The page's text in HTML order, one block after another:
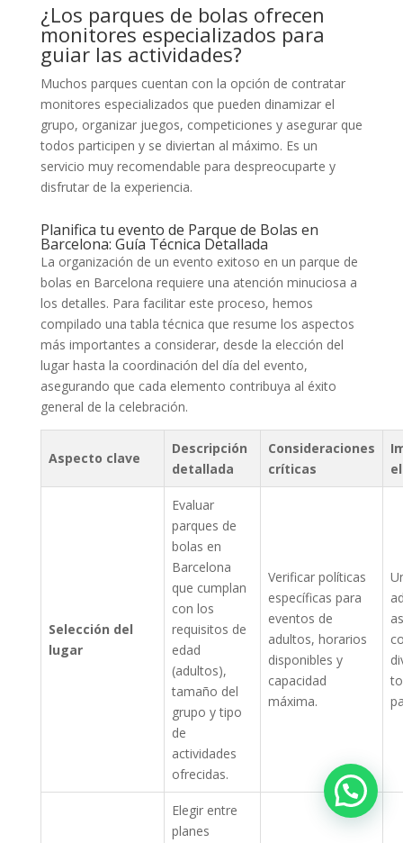
¿Los parques de bolas ofrecen
monitores especializados para
guiar las actividades?
Muchos parques cuentan con la opción de contratar
monitores especializados que pueden dinamizar el
grupo, organizar juegos, competiciones y asegurar que
todos participen y se diviertan al máximo. Es un
servicio muy recomendable para despreocuparte y
disfrutar de la experiencia.
Planifica tu evento de Parque de Bolas en
Barcelona: Guía Técnica Detallada
La organización de un evento exitoso en un parque de
bolas en Barcelona requiere una atención minuciosa a
los detalles. Para facilitar este proceso, hemos
compilado una tabla técnica que resume los aspectos
más importantes a considerar, desde la elección del
lugar hasta la coordinación del día del evento,
asegurando que cada elemento contribuya al éxito
general de la celebración.
Aspecto clave
Descripción
detallada
Consideraciones
críticas
Selección del
lugar
Evaluar
parques de
bolas en
Barcelona
que cumplan
con los
requisitos de
edad
(adultos),
tamaño del
grupo y tipo
de
actividades
ofrecidas.
Verificar políticas
específicas para
eventos de
adultos, horarios
disponibles y
capacidad
máxima.
Elegir entre
planes